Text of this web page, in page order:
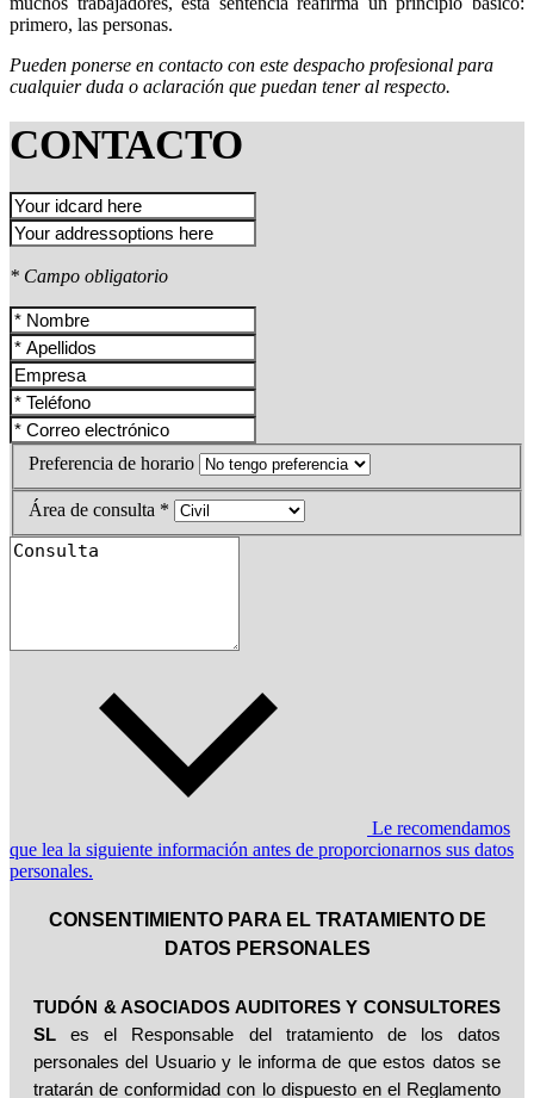
primero, las personas.
Pueden ponerse en contacto con este despacho profesional para
cualquier duda o aclaración que puedan tener al respecto.
CONTACTO
* Campo obligatorio
Preferencia de horario
Área de consulta *
Le recomendamos
que lea la siguiente información antes de proporcionarnos sus datos
personales.
CONSENTIMIENTO PARA EL TRATAMIENTO DE
DATOS PERSONALES
TUDÓN & ASOCIADOS AUDITORES Y CONSULTORES
SL es el Responsable del tratamiento de los datos
personales del Usuario y le informa de que estos datos se
tratarán de conformidad con lo dispuesto en el Reglamento